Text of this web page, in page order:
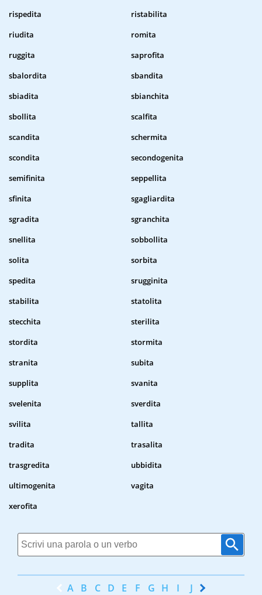
rispedita
ristabilita
riudita
romita
ruggita
saprofita
sbalordita
sbandita
sbiadita
sbianchita
sbollita
scalfita
scandita
schermita
scondita
secondogenita
semifinita
seppellita
sfinita
sgagliardita
sgradita
sgranchita
snellita
sobbollita
solita
sorbita
spedita
srugginita
stabilita
statolita
stecchita
sterilita
stordita
stormita
stranita
subita
supplita
svanita
svelenita
sverdita
svilita
tallita
tradita
trasalita
trasgredita
ubbidita
ultimogenita
vagita
xerofita
A B C D E F G H I J K